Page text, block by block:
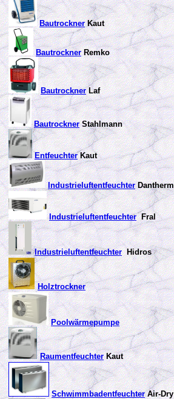
BautrocknerKaut
BautrocknerRemko
BautrocknerLaf
Bautrockner Stahlmann
EntfeuchterKaut
IndustrieluftentfeuchterDantherm
IndustrieluftentfeuchterFral
IndustrieluftentfeuchterHidros
Holztrockner
Poolwärmepumpe
RaumentfeuchterKaut
SchwimmbadentfeuchterAir-Dry